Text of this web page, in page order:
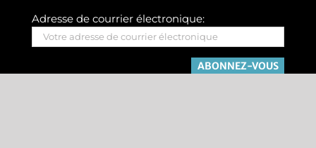
Adresse de courrier électronique: